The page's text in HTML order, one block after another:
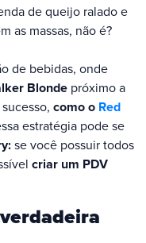
de queijo ralado e
as massas, não é?
de bebidas, onde
Blonde próximo a
como o Red
estratégia pode se
se você possuir todos
criar um PDV